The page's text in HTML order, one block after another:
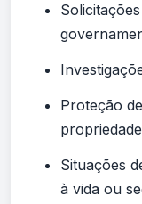
Proteção
Situações
à vida ou